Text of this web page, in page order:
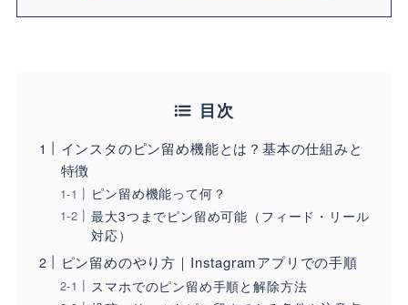
目次
インスタのピン留め機能とは？基本の仕組みと
特徴
ピン留め機能って何？
最大3つまでピン留め可能（フィード・リール
対応）
ピン留めのやり方｜Instagramアプリでの手順
スマホでのピン留め手順と解除方法